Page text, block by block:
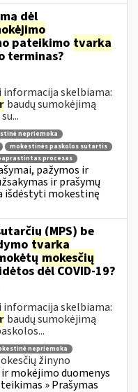
dėl
pateikimo tvarka
terminas?
informacija skelbiama:
baudų sumokėjimą
nepriemoka
mokestinės paskolos sutartis
procesas
pažymos ir
ir prašymų
išdėstyti mokestinę
(MPS) be
tvarka
mokesčių
dėl COVID-19?
informacija skelbiama:
baudų sumokėjimą
nepriemoka
žinyno
mokėjimo duomenys
» Prašymas